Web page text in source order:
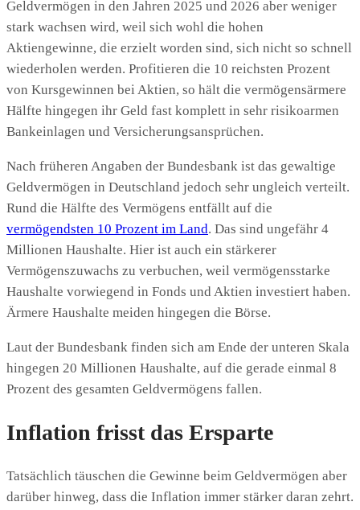
Geldvermögen in den Jahren 2025 und 2026 aber weniger
stark wachsen wird, weil sich wohl die hohen
Aktiengewinne, die erzielt worden sind, sich nicht so schnell
wiederholen werden. Profitieren die 10 reichsten Prozent
von Kursgewinnen bei Aktien, so hält die vermögensärmere
Hälfte hingegen ihr Geld fast komplett in sehr risikoarmen
Bankeinlagen und Versicherungsansprüchen.
Nach früheren Angaben der Bundesbank ist das gewaltige
Geldvermögen in Deutschland jedoch sehr ungleich verteilt.
Rund die Hälfte des Vermögens entfällt auf die
vermögendsten 10 Prozent im Land. Das sind ungefähr 4
Millionen Haushalte. Hier ist auch ein stärkerer
Vermögenszuwachs zu verbuchen, weil vermögensstarke
Haushalte vorwiegend in Fonds und Aktien investiert haben.
Ärmere Haushalte meiden hingegen die Börse.
Laut der Bundesbank finden sich am Ende der unteren Skala
hingegen 20 Millionen Haushalte, auf die gerade einmal 8
Prozent des gesamten Geldvermögens fallen.
Inflation frisst das Ersparte
Tatsächlich täuschen die Gewinne beim Geldvermögen aber
darüber hinweg, dass die Inflation immer stärker daran zehrt.